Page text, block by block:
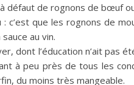
défaut de rognons de bœuf
c’est que les rognons de
au vin.
dont l’éducation n’ait pas
à peu près de tous les
du moins très mangeable.